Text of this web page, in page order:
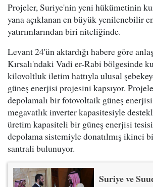
Projeler, Suriye'nin yeni hükümetinin
yana açıklanan en büyük yenilenebilir
yatırımlarından biri niteliğinde.
Levant 24'ün aktardığı habere göre
Kırsalı'ndaki Vadi er-Rabi bölgesinde
kilovoltluk iletim hattıyla ulusal
güneş enerjisi projesini kapsıyor.
depolamalı bir fotovoltaik güneş
megavatlık inverter kapasitesiyle
üretim kapasiteli bir güneş enerjisi
depolama sistemiyle donatılmış ikinci
santrali bulunuyor.
Suriye ve